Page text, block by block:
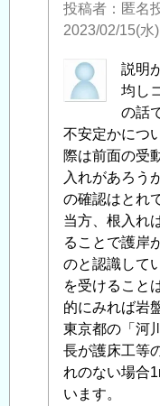
投稿者 匿名
2023/02/15(水
匿
名
稿
者
に
よ
る
「 Re:
岩
着
基
礎」
へ
の
返
説明
均し
の話
不安定かにつ
際は前面の受
入れがあろう
の確認はとれ
当方、根入れ
ることで護岸
のと認識して
を受けること
的にみれば岩
東京都の「河
長が護床工等
れのない場合
います。